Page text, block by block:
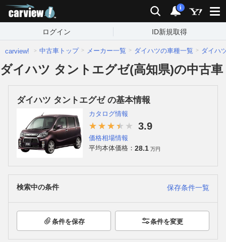
検索 通知
i
ログイン ID新規取得
carview! 中古車トップ メーカー一覧 ダイハツの車種一覧 ダイハ
ダイハツ タントエグゼ(高知県)の中古車
ダイハツ タントエグゼ の基本情報
カタログ情報
3.9
価格相場情報
平均本体価格： 28.1 万円
検索中の条件 保存条件一覧
条件を保存 条件を変更